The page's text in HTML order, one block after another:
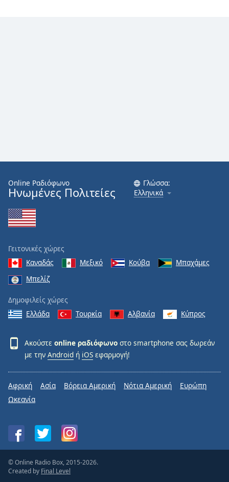
Online Ραδιόφωνο
Ηνωμένες Πολιτείες
Γλώσσα:
Ελληνικά
Γειτονικές χώρες
Καναδάς
Μεξικό Κούβα
Μπαχάμες
Μπελίζ
Δημοφιλείς χώρες
Ελλάδα
Τουρκία Αλβανία Κύπρος
Ακούστε online ραδιόφωνο στο smartphone σας δωρεάν
με την Android ή iOS εφαρμογή!
Αφρική Ασία Βόρεια Αμερική Νότια Αμερική
Ευρώπη
Ωκεανία
© Online Radio Box, 2015-2026.
Created by Final Level